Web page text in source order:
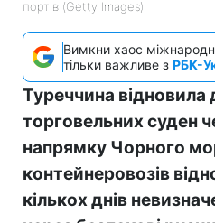
портів (Getty Images)
Вимкни хаос
тільки важливе з РБК-
Туреччина відновила
торговельних суден
напрямку Чорного
контейнеровозів
кількох днів